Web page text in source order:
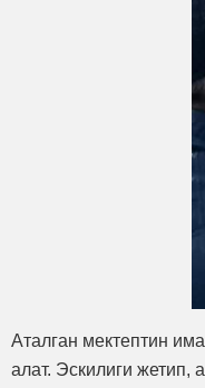
Аталган мектептин
алат. Эскилиги жетип,